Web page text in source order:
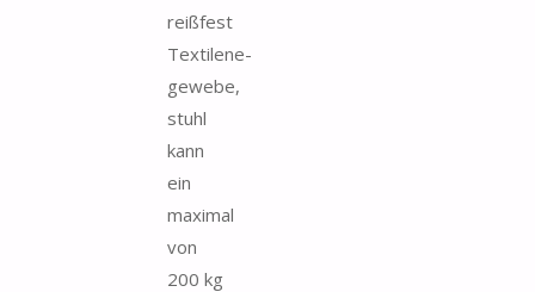
reißfest
Textilene-
gewebe,
stuhl
kann
ein
maximal
von
200 kg